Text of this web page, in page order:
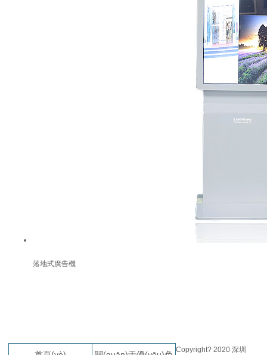
落地式廣告機
Copyright? 2020 深圳